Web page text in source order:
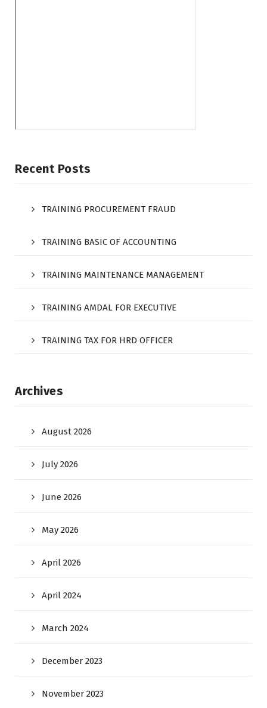
Recent Posts
TRAINING PROCUREMENT FRAUD
TRAINING BASIC OF ACCOUNTING
TRAINING MAINTENANCE MANAGEMENT
TRAINING AMDAL FOR EXECUTIVE
TRAINING TAX FOR HRD OFFICER
Archives
August 2026
July 2026
June 2026
May 2026
April 2026
April 2024
March 2024
December 2023
November 2023